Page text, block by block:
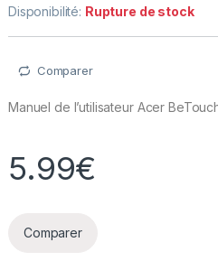
Disponibilité: Rupture de stock
Comparer
Manuel de l’utilisateur Acer
5.99€
Comparer